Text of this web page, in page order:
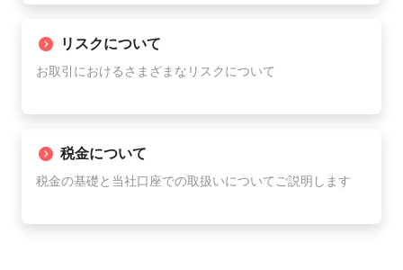
リスクについて
お取引におけるさまざまなリスクについて
税金について
税金の基礎と当社口座での取扱いについてご説明します